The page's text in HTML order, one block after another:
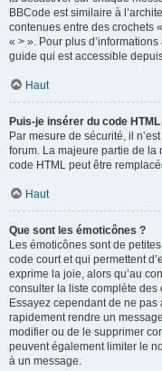
BBCode est similaire à
contenues entre des crochets
« > ». Pour plus
guide qui est accessible
Haut
Puis-je insérer du code HTML
Par mesure de sécurité, il
forum. La majeure partie de la
code HTML peut être
Haut
Que sont les émoticônes ?
Les émoticônes sont de
code court et qui permettent
exprime la joie, alors qu’au
consulter la liste complète
Essayez cependant de ne
rapidement rendre un
modifier ou de le supprimer
peuvent également limiter le
à un message.